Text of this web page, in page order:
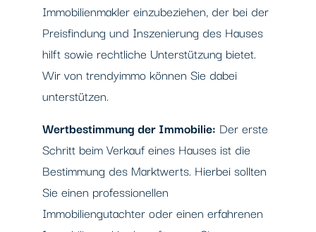
Immobilienmakler einzubeziehen, der bei der
Preisfindung und Inszenierung des Hauses
hilft sowie rechtliche Unterstützung bietet.
Wir von trendyimmo können Sie dabei
unterstützen.
Wertbestimmung der Immobilie: Der erste
Schritt beim Verkauf eines Hauses ist die
Bestimmung des Marktwerts. Hierbei sollten
Sie einen professionellen
Immobiliengutachter oder einen erfahrenen